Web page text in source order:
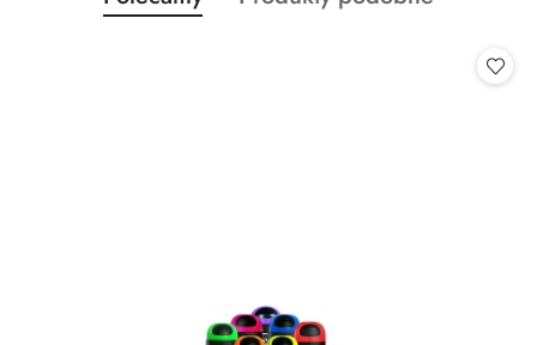
Pomiń karuzelę produktów
o